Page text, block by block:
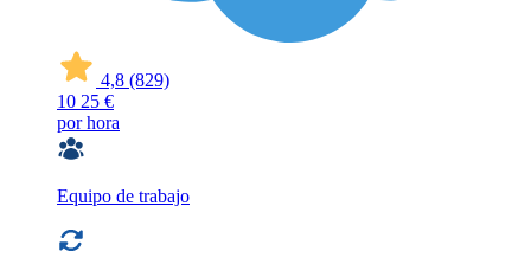
4,8 (829)
10 25 €
por hora
Equipo de trabajo